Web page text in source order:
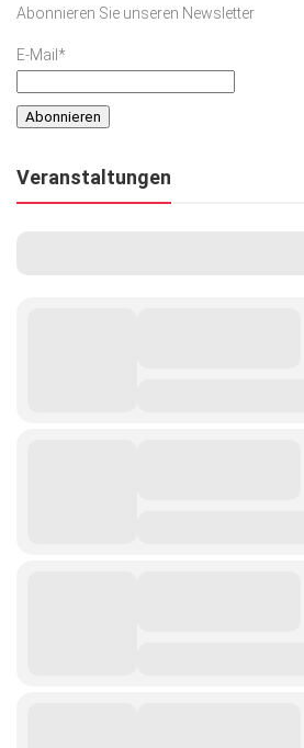
Abonnieren Sie unseren Newsletter
E-Mail*
Veranstaltungen